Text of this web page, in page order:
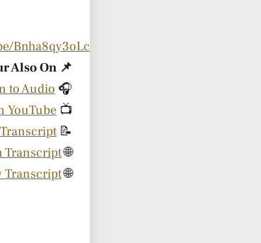
Bnha8qy3oLc
📌 This Shiur Also On
🎧
to Audio
📺
YouTube
📝
🌐
Transcript
🌐
Transcript